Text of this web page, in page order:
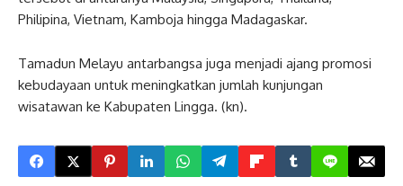
Philipina, Vietnam, Kamboja hingga Madagaskar.
Tamadun Melayu antarbangsa juga menjadi ajang promosi
kebudayaan untuk meningkatkan jumlah kunjungan
wisatawan ke Kabupaten Lingga. (kn).